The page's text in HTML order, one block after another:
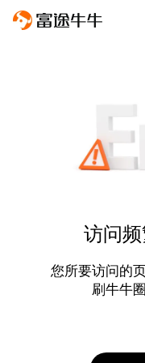
访问
您所要访问的
刷牛牛